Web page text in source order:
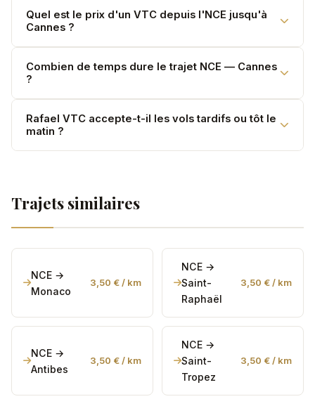
Votre chauffeur vous attend en zone d'arrivée
(Terminal 1 et Terminal 2) avec une pancarte
nominative. Attente gratuite 60 minutes après
atterrissage. Vol suivi en temps réel.
Quel est le prix d'un VTC depuis l'NCE jusqu'à
Cannes ?
3,50 €/km pour la Mercedes Classe E et le V-Class
(jusqu'à 7 passagers), 3,90 €/km pour la Classe S. 30
km, tarifs TTC, sans supplément bagage.
Combien de temps dure le trajet NCE — Cannes
?
Environ 35 min pour 30 km. La durée peut varier selon
le trafic.
Rafael VTC accepte-t-il les vols tardifs ou tôt le
matin ?
Trajets similaires
NCE →
Monaco
3,50 € / km
NCE →
Saint-
Raphaël
3,50 € / km
NCE →
Antibes
3,50 € / km
NCE →
Saint-
Tropez
3,50 € / km